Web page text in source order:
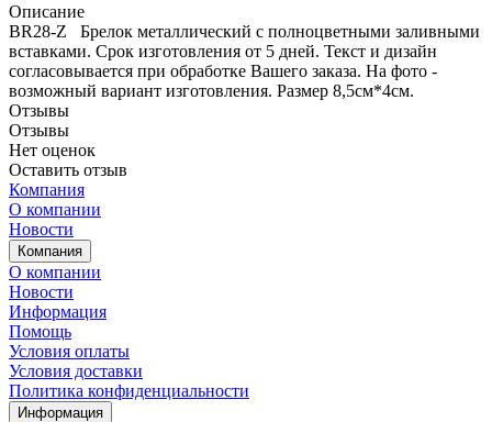
Описание
BR28-Z Брелок металлический с полноцветными заливными
вставками. Срок изготовления от 5 дней. Текст и дизайн
согласовывается при обработке Вашего заказа. На фото -
возможный вариант изготовления. Размер 8,5см*4см.
Отзывы
Отзывы
Нет оценок
Оставить отзыв
Компания
О компании
Новости
Компания
О компании
Новости
Информация
Помощь
Условия оплаты
Условия доставки
Политика конфиденциальности
Информация